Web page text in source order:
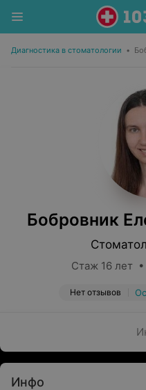
Диагностика в стоматологии •
Бобровник
Стаж 16 лет •
Нет отзывов
Инфо